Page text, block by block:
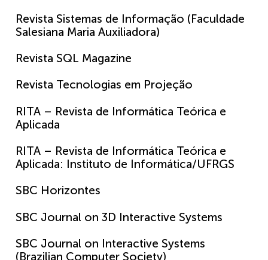
Revista Sistemas de Informação (Faculdade
Salesiana Maria Auxiliadora)
Revista SQL Magazine
Revista Tecnologias em Projeção
RITA – Revista de Informática Teórica e
Aplicada
RITA – Revista de Informática Teórica e
Aplicada: Instituto de Informática/UFRGS
SBC Horizontes
SBC Journal on 3D Interactive Systems
SBC Journal on Interactive Systems
(Brazilian Computer Society)